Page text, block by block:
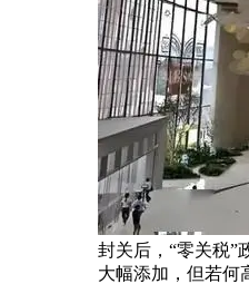
封关后，“零关税”
大幅添加，但若何